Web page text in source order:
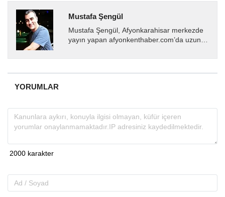
Mustafa Şengül
Mustafa Şengül, Afyonkarahisar merkezde
yayın yapan afyonkenthaber.com’da uzun
almakta, haber akışı...
YORUMLAR